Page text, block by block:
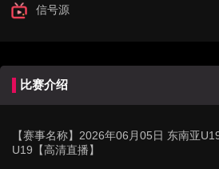
信号源
比赛介绍
【赛事名称】 2026年06月05日 东南亚
U19【高清直播】